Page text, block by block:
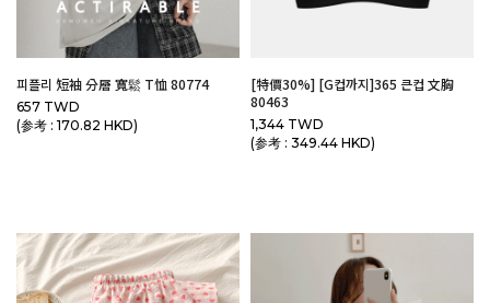
피플리 短袖 分層 寬鬆 T恤 80774
657 TWD
(参考 : 170.82 HKD)
[特價30%] [G컵까지]365 큰컵 文胸
80463
1,344 TWD
(参考 : 349.44 HKD)